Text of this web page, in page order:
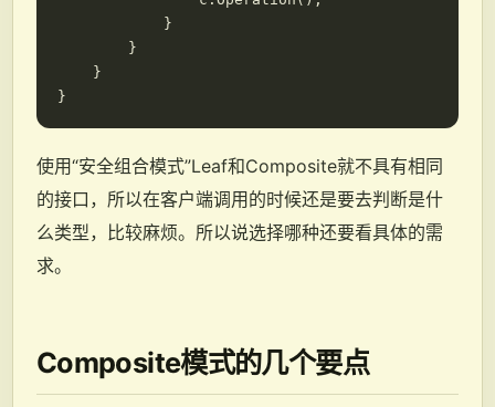
            }
        }
    }
使用“安全组合模式”Leaf和Composite就不具有相同
的接口，所以在客户端调用的时候还是要去判断是什
么类型，比较麻烦。所以说选择哪种还要看具体的需
求。
Composite模式的几个要点